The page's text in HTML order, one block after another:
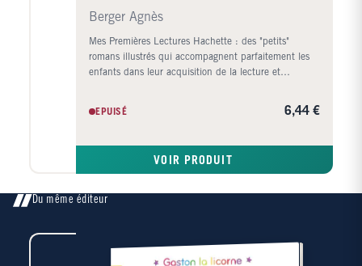
Berger Agnès
Mes Premières Lectures Hachette : des "petits"
romans illustrés qui accompagnent parfaitement les
enfants dans leur acquisition de la lecture et
trop grandes oreilles, fait face aux moqueries des
différents animaux du cirque auquel il appartient.
EPUISÉ 6,44 €
VOIR PRODUIT
Du même éditeur